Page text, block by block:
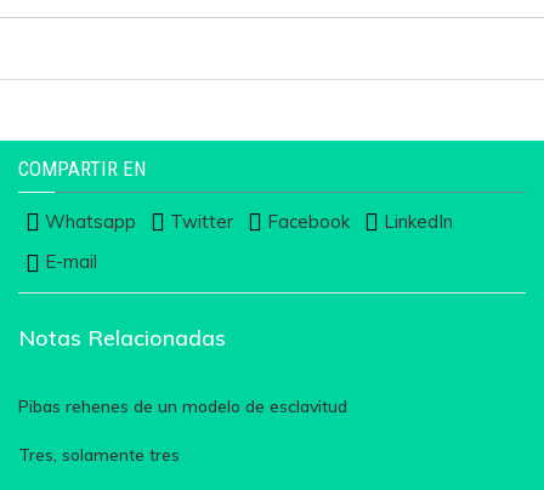
COMPARTIR EN
Whatsapp Twitter Facebook
LinkedIn
E-mail
Notas Relacionadas
Pibas rehenes de un modelo de esclavitud
Tres, solamente tres